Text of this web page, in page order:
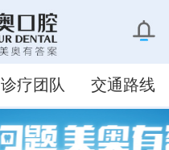
诊疗团队 交通路线